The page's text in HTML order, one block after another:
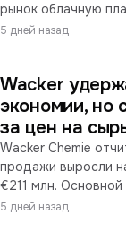
рынок облачную
FastMatch Cloud.
Расчёт рецептуры
50% быстрее
повторно
рецептурах.
5 дней назад
Wacker
экономии, но
за цен на
Wacker Chemie
продажи выросли
€211 млн.
издержек PACE
5 дней назад